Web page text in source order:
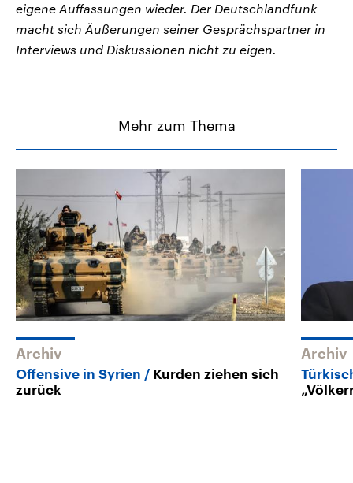
eigene Auffassungen wieder. Der Deutschlandfunk
macht sich Äußerungen seiner Gesprächspartner in
Interviews und Diskussionen nicht zu eigen.
Mehr zum Thema
Archiv
Offensive in Syrien
Kurden ziehen sich
zurück
Archiv